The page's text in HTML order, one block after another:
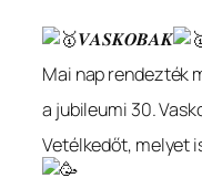
𝑽𝑨𝑺𝑲𝑶𝑩𝑨𝑲
Mai naprendezték
a jubileumi 30.
Vetélkedőt, melyet